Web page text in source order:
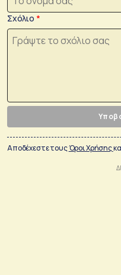
Σχόλιο
Αποδέχεστε τουςΌροι Χρήσης